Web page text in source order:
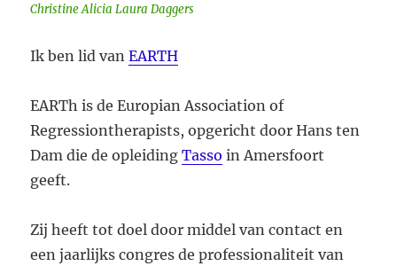
Christine Alicia Laura Daggers
Ik ben lid vanEARTH
EARTh is de Europian Association of
Regressiontherapists, opgericht door Hans ten
Dam die de opleidingTasso in Amersfoort
geeft.
Zij heeft tot doel door middel van contact en
een jaarlijks congres de professionaliteit van